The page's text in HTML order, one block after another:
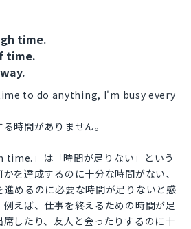
time.
time.
to do anything, I'm busy every
時間がありません。
」は「時間が足りない」という
を達成するのに十分な時間がない、
進めるのに必要な時間が足りないと感
例えば、仕事を終えるための時間が足
席したり、友人と会ったりするのに十